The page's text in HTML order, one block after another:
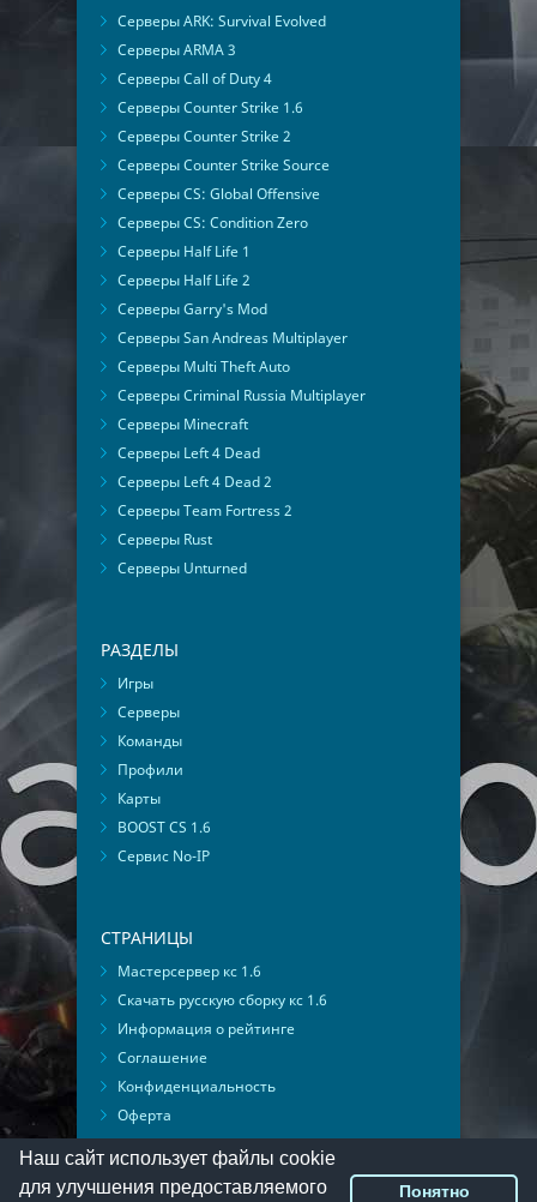
Серверы ARK: Survival Evolved
Серверы ARMA 3
Серверы Call of Duty 4
Серверы Counter Strike 1.6
Серверы Counter Strike 2
Серверы Counter Strike Source
Серверы CS: Global Offensive
Серверы CS: Condition Zero
Серверы Half Life 1
Серверы Half Life 2
Серверы Garry's Mod
Серверы San Andreas Multiplayer
Серверы Multi Theft Auto
Серверы Criminal Russia Multiplayer
Серверы Minecraft
Серверы Left 4 Dead
Серверы Left 4 Dead 2
Серверы Team Fortress 2
Серверы Rust
Серверы Unturned
РАЗДЕЛЫ
Игры
Серверы
Команды
Профили
Карты
BOOST CS 1.6
Сервис No-IP
СТРАНИЦЫ
Мастерсервер кс 1.6
Скачать русскую сборку кс 1.6
Информация о рейтинге
Соглашение
Конфиденциальность
Оферта
Мониторинг ВКонтакте
Наш сайт использует файлы cookie
для улучшения предоставляемого
Понятно